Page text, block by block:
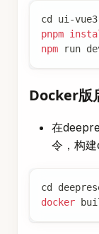
cd
ui-vue3
pnpm
npm run
Docker版
在
令，构
cd
docker